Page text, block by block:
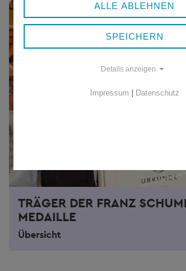
TRÄGER DER FRANZ
MEDAILLE
Übersicht
ALLE ABLEHNEN
SPEICHERN
Details anzeigen
Impressum Datenschutz